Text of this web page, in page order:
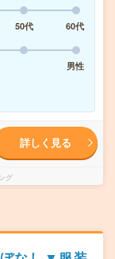
50代
60代
男性
詳しく見る
グ